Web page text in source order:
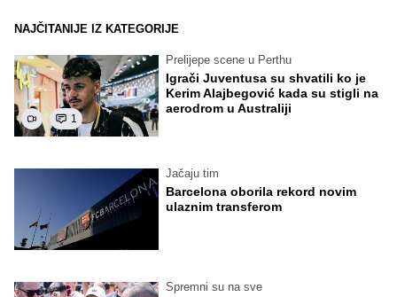
NAJČITANIJE IZ KATEGORIJE
1
Prelijepe scene u Perthu
Igrači Juventusa su shvatili ko je
Kerim Alajbegović kada su stigli na
aerodrom u Australiji
Jačaju tim
Barcelona oborila rekord novim
ulaznim transferom
Spremni su na sve